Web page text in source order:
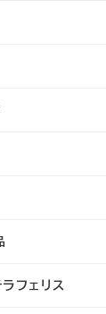
フェリス